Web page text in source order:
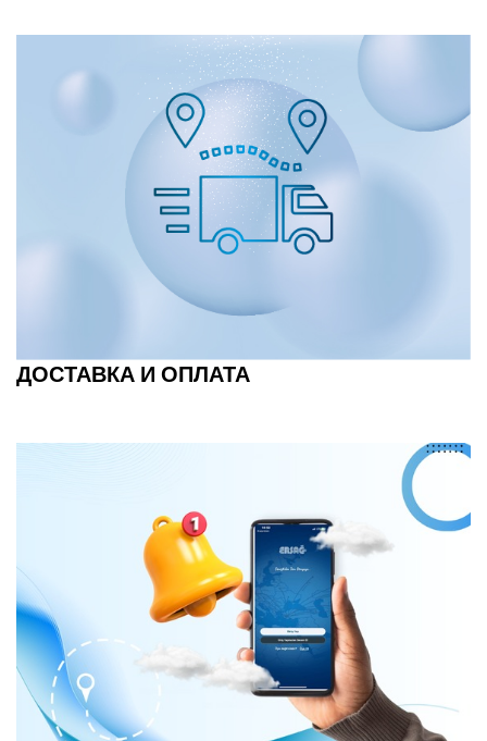
ДОСТАВКА И ОПЛАТА